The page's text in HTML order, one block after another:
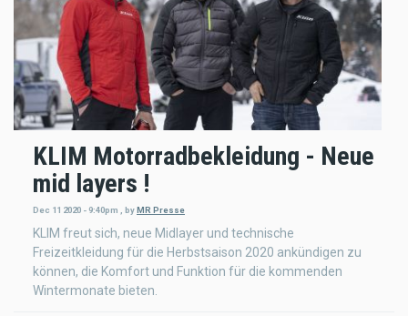
KLIM Motorradbekleidung - Neue
mid layers !
Dec 11 2020 - 9:40pm , by MR Presse
KLIM freut sich, neue Midlayer und technische
Freizeitkleidung für die Herbstsaison 2020 ankündigen zu
können, die Komfort und Funktion für die kommenden
Wintermonate bieten.